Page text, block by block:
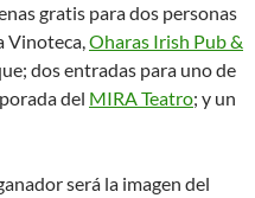
gratis para dos personas
Vinoteca,Oharas Irish Pub &
dos entradas para uno de
del MIRA Teatro; y un
será la imagen del